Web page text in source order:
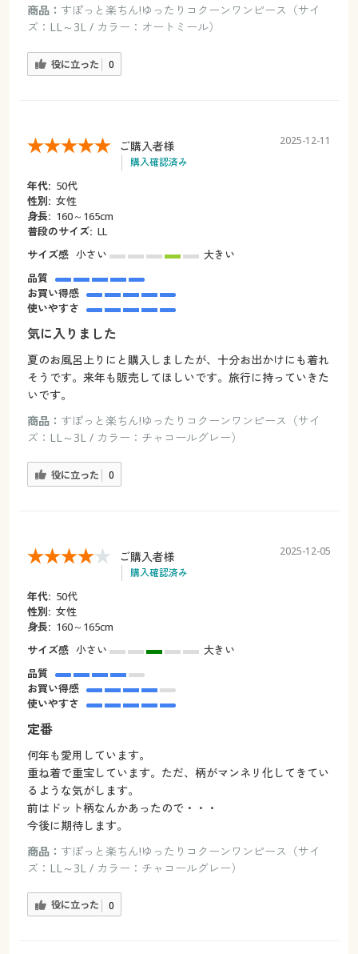
商品： すぽっと楽ちん!ゆったりコクーンワンピース（サイ
ズ：LL～3L / カラー：オートミール）
役に立った 0
ご購入者様
購入確認済み
2025-12-11
年代: 50代
性別: 女性
身長: 160～165cm
普段のサイズ: LL
サイズ感 小さい
大きい
品質
お買い得感
使いやすさ
気に入りました
夏のお風呂上りにと購入しましたが、十分お出かけにも着れ
そうです。来年も販売してほしいです。旅行に持っていきた
いです。
商品： すぽっと楽ちん!ゆったりコクーンワンピース（サイ
ズ：LL～3L / カラー：チャコールグレー）
役に立った 0
ご購入者様
購入確認済み
2025-12-05
年代: 50代
性別: 女性
身長: 160～165cm
サイズ感 小さい
大きい
品質
お買い得感
使いやすさ
定番
何年も愛用しています。
重ね着で重宝しています。ただ、柄がマンネリ化してきてい
るような気がします。
前はドット柄なんかあったので・・・
今後に期待します。
商品： すぽっと楽ちん!ゆったりコクーンワンピース（サイ
ズ：LL～3L / カラー：チャコールグレー）
役に立った 0